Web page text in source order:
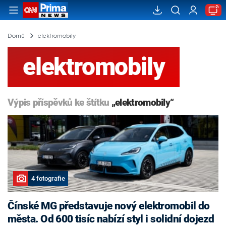
Domů elektromobily
elektromobily
Výpis příspěvků ke štítku „elektromobily“
4 fotografie
Čínské MG představuje nový elektromobil do
města. Od 600 tisíc nabízí styl i solidní dojezd